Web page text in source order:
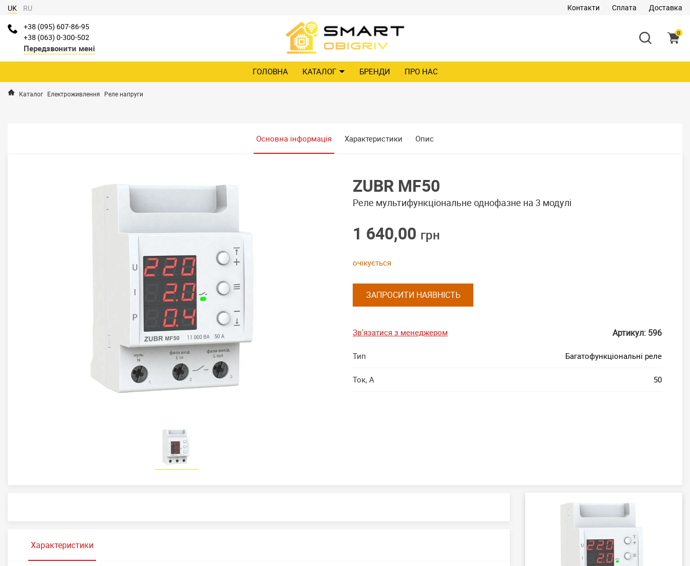
UK RU Контакти Сплата
Доставка
+38 (095) 607-86-95
+38 (063) 0-300-502
Передзвонити мені
0
ГОЛОВНА КАТАЛОГ БРЕНДИ ПРО НАС
Каталог Електроживлення Реле напруги
Основна інформація Характеристики Опис
ZUBR MF50
Реле мультифункціональне однофазне на 3 модулі
1 640,00 грн
очікується
ЗАПРОСИТИ НАЯВНІСТЬ
Зв'язатися з менеджером Артикул: 596
Тип Багатофункціональні реле
Ток, А 50
Характеристики